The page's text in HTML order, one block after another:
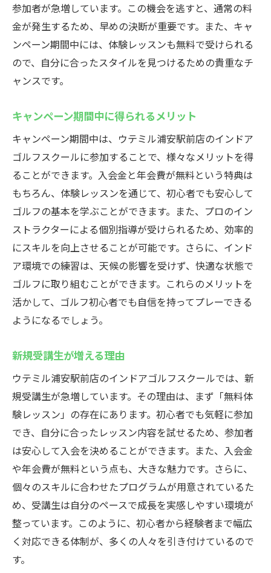
参加者が急増しています。この機会を逃すと、通常の料
金が発生するため、早めの決断が重要です。また、キャ
ンペーン期間中には、体験レッスンも無料で受けられる
ので、自分に合ったスタイルを見つけるための貴重なチ
ャンスです。
キャンペーン期間中に得られるメリット
キャンペーン期間中は、ウテミル浦安駅前店のインドア
ゴルフスクールに参加することで、様々なメリットを得
ることができます。入会金と年会費が無料という特典は
もちろん、体験レッスンを通じて、初心者でも安心して
ゴルフの基本を学ぶことができます。また、プロのイン
ストラクターによる個別指導が受けられるため、効率的
にスキルを向上させることが可能です。さらに、インド
ア環境での練習は、天候の影響を受けず、快適な状態で
ゴルフに取り組むことができます。これらのメリットを
活かして、ゴルフ初心者でも自信を持ってプレーできる
ようになるでしょう。
新規受講生が増える理由
ウテミル浦安駅前店のインドアゴルフスクールでは、新
規受講生が急増しています。その理由は、まず「無料体
験レッスン」の存在にあります。初心者でも気軽に参加
でき、自分に合ったレッスン内容を試せるため、参加者
は安心して入会を決めることができます。また、入会金
や年会費が無料という点も、大きな魅力です。さらに、
個々のスキルに合わせたプログラムが用意されているた
め、受講生は自分のペースで成長を実感しやすい環境が
整っています。このように、初心者から経験者まで幅広
く対応できる体制が、多くの人々を引き付けているので
す。